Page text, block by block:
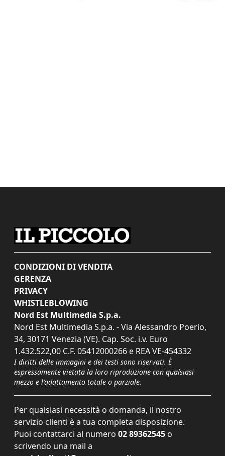
CONDIZIONI DI VENDITA
GERENZA
PRIVACY
WHISTLEBLOWING
Nord Est Multimedia S.p.a.
Nord Est Multimedia S.p.a. - Via Alessandro Poerio,
34, 30171 Venezia (VE). Cap. Soc. i.v. Euro
1.432.522,00 C.F. 05412000266 e REA VE-454332
I diritti delle immagini e dei testi sono riservati. È
espressamente vietata la loro riproduzione con qualsiasi
mezzo e l'adattamento totale o parziale.
Per qualsiasi necessità o domanda, il nostro
servizio clienti è a tua completa disposizione.
Puoi contattarci al numero 02 89362545 o
scrivendo una mail a